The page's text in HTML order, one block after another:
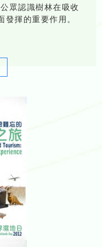
眾認識樹林在吸收
發揮的重要作用。